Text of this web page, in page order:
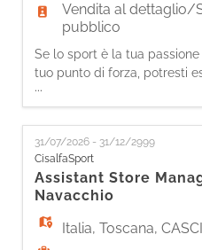
Vendita al dettaglio/
pubblico
Se lo sport è la tua
tuo punto di forza, potresti
giusta per entrare nella
Come Assistant Store
protagonista nel coordinare
quotidiane del punto
responsabilità In supporto
- Comunicherai
...
31/07/2026 - 31/12/2999
CisalfaSport
Assistant Store
Navacchio
Italia,Toscana,